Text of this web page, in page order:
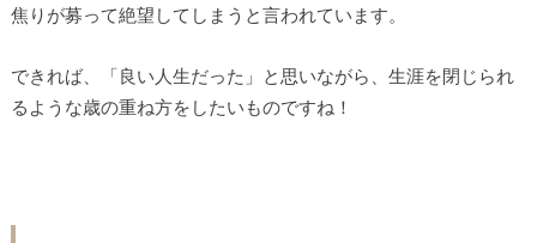
焦りが募って絶望してしまうと言われています。
できれば、「良い人生だった」と思いながら、生涯を閉じられ
るような歳の重ね方をしたいものですね！